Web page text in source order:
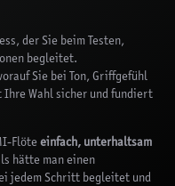
der Sie beim Testen,
begleitet.
Sie bei Ton, Griffgefühl
Ihre Wahl sicher und fundiert
Flöte einfach, unterhaltsam
hätte man einen
jedem Schritt begleitet und